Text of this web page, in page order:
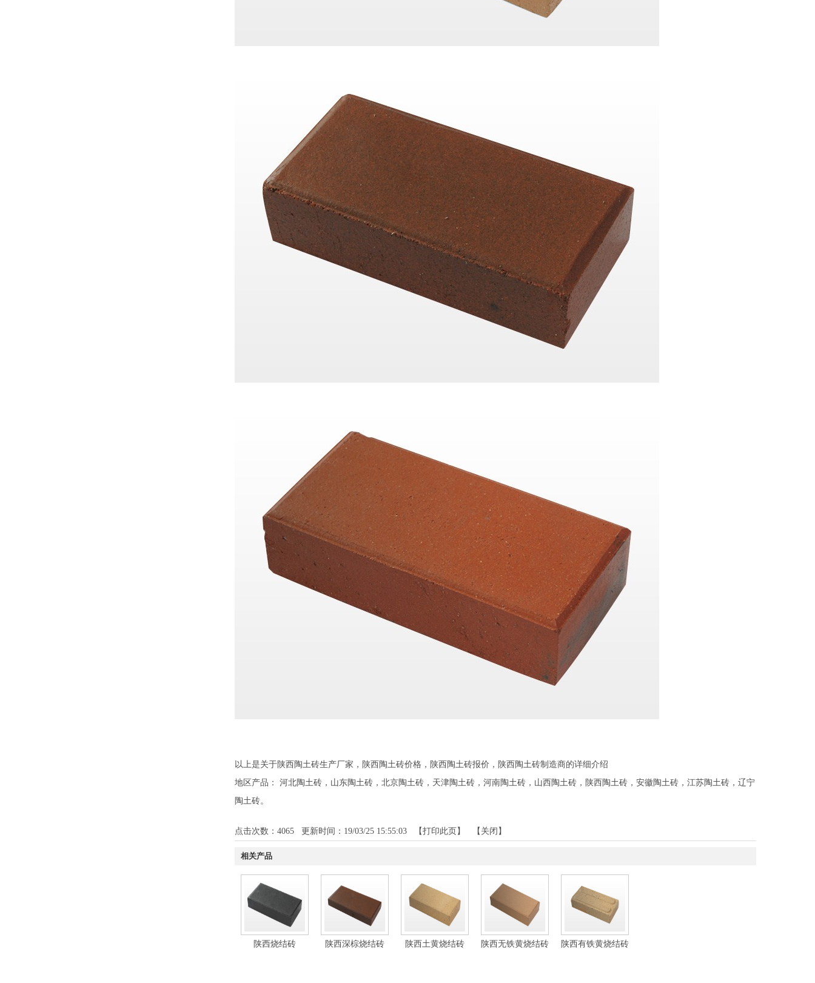
以上是关于陕西陶土砖生产厂家，陕西陶土砖价格，陕西陶土砖报价，陕西陶土砖制造商的详细介绍
地区产品： 河北陶土砖 ， 山东陶土砖 ， 北京陶土砖 ， 天津陶土砖 ， 河南陶土砖 ， 山西陶土砖 ， 陕西陶土砖 ， 安徽陶土砖 ， 江苏陶土砖 ， 辽宁
陶土砖。
点击次数： 4065 更新时间：19/03/25 15:55:03 【打印此页 】 【 关闭 】
相关产品
陕西烧结砖 陕西深棕烧结砖 陕西土黄烧结砖 陕西无铁黄烧结砖 陕西有铁黄烧结砖